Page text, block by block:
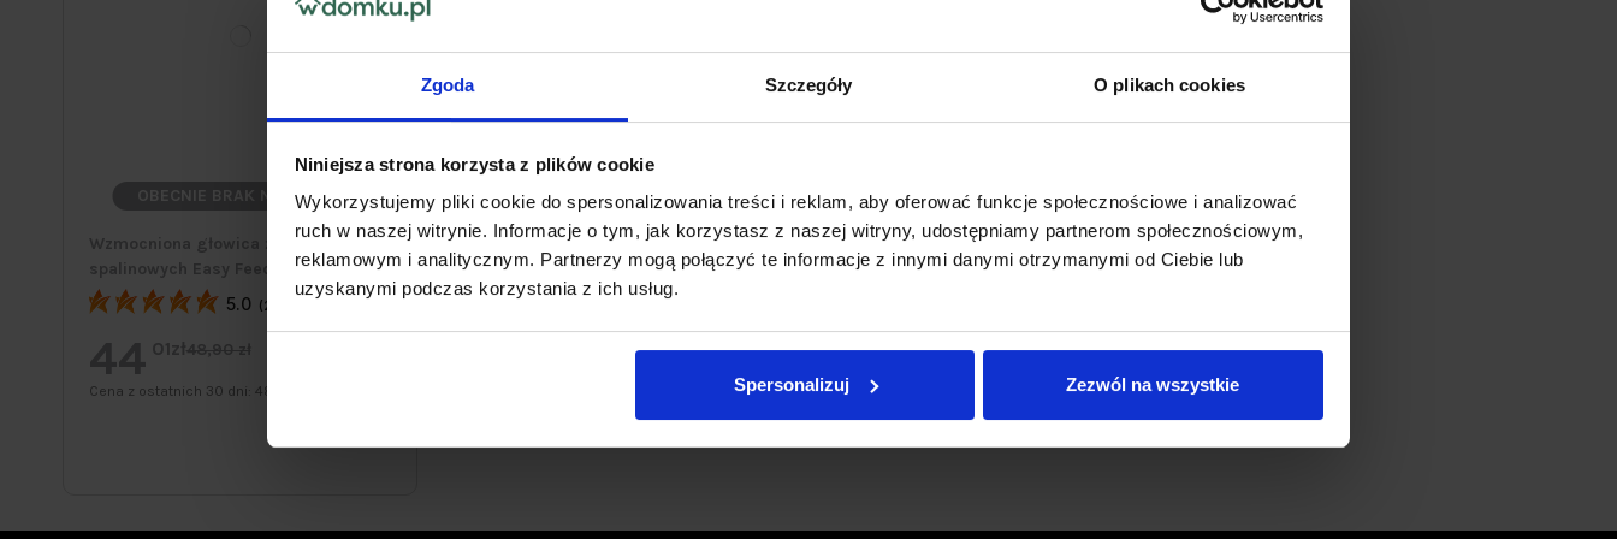
Zgoda Szczegóły O plikach cookies
Niniejsza strona korzysta z plików cookie
Wykorzystujemy pliki cookie do spersonalizowania treści i reklam, aby oferować funkcje społecznościowe i analizować
ruch w naszej witrynie. Informacje o tym, jak korzystasz z naszej witryny, udostępniamy partnerom społecznościowym,
reklamowym i analitycznym. Partnerzy mogą połączyć te informacje z innymi danymi otrzymanymi od Ciebie lub
uzyskanymi podczas korzystania z ich usług.
Spersonalizuj Zezwól na wszystkie
OBECNIE BRAK NA STANIE
Wzmocniona głowica żyłkowa do kos
spalinowych Easy Feed TECOMEC
5.0 (2)
44 01zł48,90 zł
Cena z ostatnich 30 dni: 48,90 zł